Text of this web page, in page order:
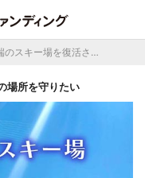
日本最南端のスキー場を復活させ、思い出の場所を守りたい
場所を守りたい